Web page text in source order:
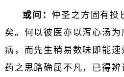
或问：仲圣之方固有投
矣。何以彼医亦以泻心汤
病，而先生稍易数味即能
药之思路确属不凡，已得